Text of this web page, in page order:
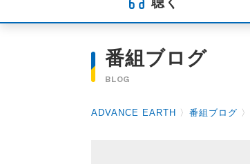
番組ブログ
BLOG
ADVANCE EARTH 〉 番組ブログ 〉